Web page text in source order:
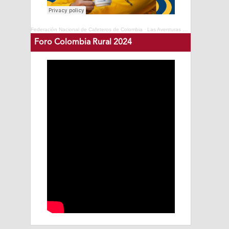
Federación Nacional de Cafeteros de Colombia · Las Aventuras del Profesor Yarumo - Cafés de Colombia Expo 2025
Foro Colombia Rural 2024